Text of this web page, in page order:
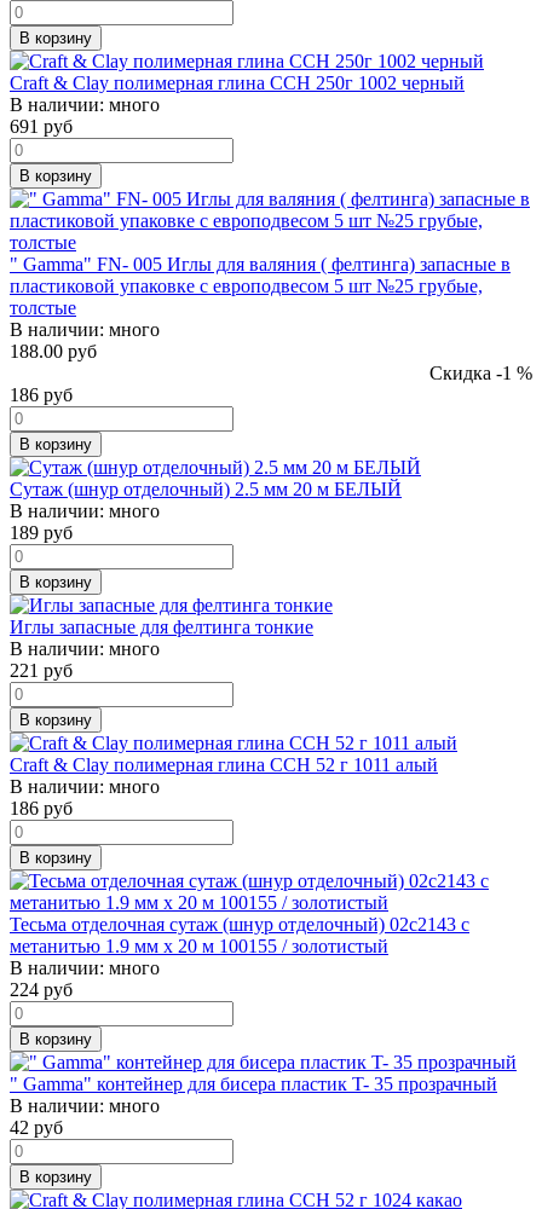
В корзину
Craft & Clay полимерная глина CCH 250г 1002 черный
В наличии: много
691 руб
В корзину
" Gamma" FN- 005 Иглы для валяния ( фелтинга) запасные в
пластиковой упаковке с европодвесом 5 шт №25 грубые,
толстые
В наличии: много
188.00 руб
Скидка -1 %
186 руб
В корзину
Сутаж (шнур отделочный) 2.5 мм 20 м БЕЛЫЙ
В наличии: много
189 руб
В корзину
Иглы запасные для фелтинга тонкие
В наличии: много
221 руб
В корзину
Craft & Clay полимерная глина CCH 52 г 1011 алый
В наличии: много
186 руб
В корзину
Тесьма отделочная сутаж (шнур отделочный) 02с2143 с
метанитью 1.9 мм х 20 м 100155 / золотистый
В наличии: много
224 руб
В корзину
" Gamma" контейнер для бисера пластик T- 35 прозрачный
В наличии: много
42 руб
В корзину